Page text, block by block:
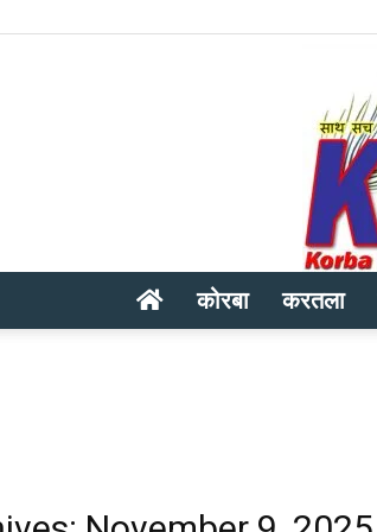
कोरबा करतला